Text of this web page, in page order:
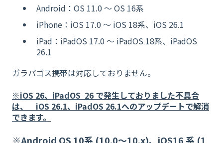
Android：OS 11.0 〜 OS 16系
iPhone：iOS 17.0 〜 iOS 18系、iOS 26.1
iPad：iPadOS 17.0 〜 iPadOS 18系、iPadOS
26.1
ガラパゴス携帯は対応しておりません。
※iOS 26、iPadOS 26 で発生しておりました不具合
は、 iOS 26.1、iPadOS 26.1へのアップデートで解消
できます。
※Android OS 10系 (10.0〜10.x)、iOS16 系 (1